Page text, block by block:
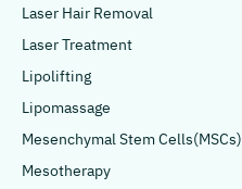
Laser Hair Removal
Laser Treatment
Lipolifting
Lipomassage
Mesenchymal Stem Cells(MSCs)
Mesotherapy